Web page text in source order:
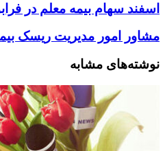
اسفند سهام بیمه معلم در
مشاور امور مدیریت ریسک
نوشته‌های مشابه